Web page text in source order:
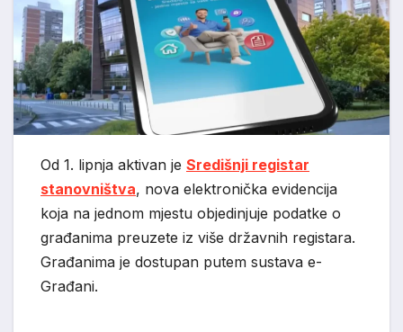
Od 1. lipnja aktivan je Središnji registar
stanovništva, nova elektronička evidencija
koja na jednom mjestu objedinjuje podatke o
građanima preuzete iz više državnih registara.
Građanima je dostupan putem sustava e-
Građani.